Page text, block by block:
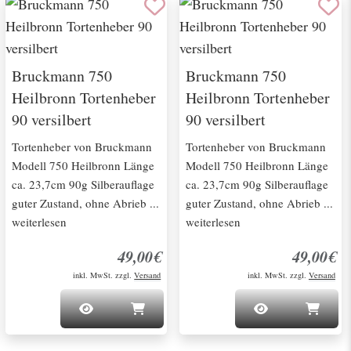
Bruckmann 750
Heilbronn Tortenheber
90 versilbert
Tortenheber von Bruckmann
Modell 750 Heilbronn Länge
ca. 23,7cm 90g Silberauflage
guter Zustand, ohne Abrieb ...
weiterlesen
49,00€
inkl. MwSt. zzgl.Versand
Bruckmann 750
Heilbronn Tortenheber
90 versilbert
Tortenheber von Bruckmann
Modell 750 Heilbronn Länge
ca. 23,7cm 90g Silberauflage
guter Zustand, ohne Abrieb ...
weiterlesen
49,00€
inkl. MwSt. zzgl. Versand